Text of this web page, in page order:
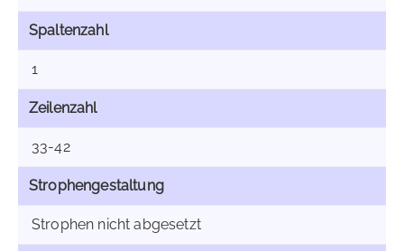
Spaltenzahl
1
Zeilenzahl
33-42
Strophengestaltung
Strophen nicht abgesetzt